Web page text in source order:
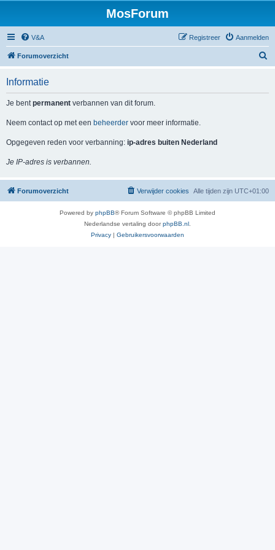
MosForum
V&A Aanmelden
Registreer
Forumoverzicht
Informatie
Je bentpermanent verbannen van dit forum.
Neem contact op met een beheerder voor meer informatie.
Opgegeven reden voor verbanning: ip-adres buiten Nederland
Je IP-adres is verbannen.
Forumoverzicht Alle tijden zijn UTC+01:00
Verwijder cookies
Powered by phpBB® Forum Software © phpBB Limited
Nederlandse vertaling doorphpBB.nl
Privacy | Gebruikersvoorwaarden